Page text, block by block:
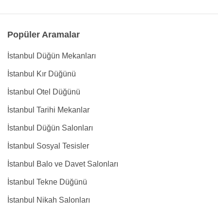
Popüler Aramalar
İstanbul Düğün Mekanları
İstanbul Kır Düğünü
İstanbul Otel Düğünü
İstanbul Tarihi Mekanlar
İstanbul Düğün Salonları
İstanbul Sosyal Tesisler
İstanbul Balo ve Davet Salonları
İstanbul Tekne Düğünü
İstanbul Nikah Salonları